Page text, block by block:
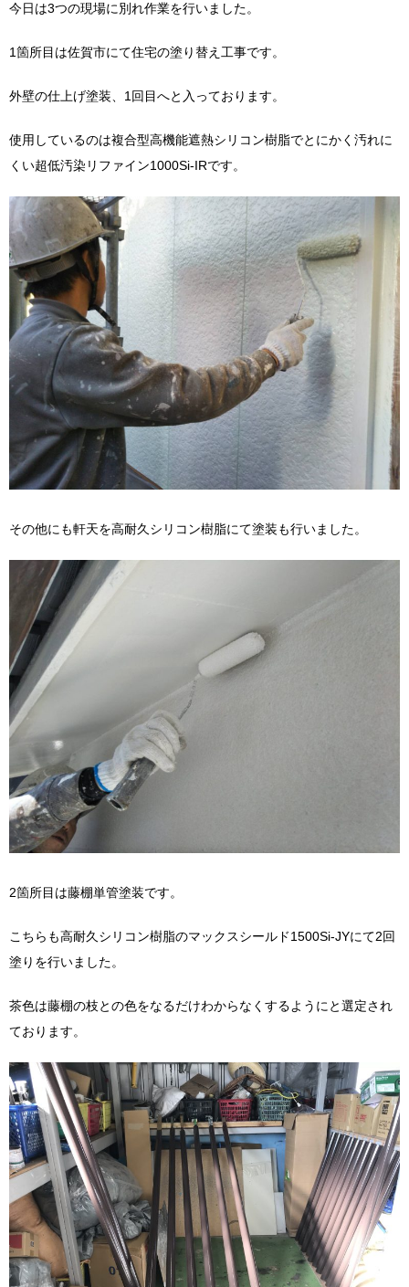
今日は3つの現場に別れ作業を行いました。
1箇所目は佐賀市にて住宅の塗り替え工事です。
外壁の仕上げ塗装、1回目へと入っております。
使用しているのは複合型高機能遮熱シリコン樹脂でとにかく汚れに
くい超低汚染リファイン1000Si-IRです。
その他にも軒天を高耐久シリコン樹脂にて塗装も行いました。
2箇所目は藤棚単管塗装です。
こちらも高耐久シリコン樹脂のマックスシールド1500Si-JYにて2回
塗りを行いました。
茶色は藤棚の枝との色をなるだけわからなくするようにと選定され
ております。